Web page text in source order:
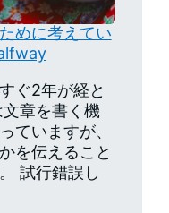
めに考えてい
ぐ2年が経と
章を書く機
ていますが、
を伝えること
試行錯誤し